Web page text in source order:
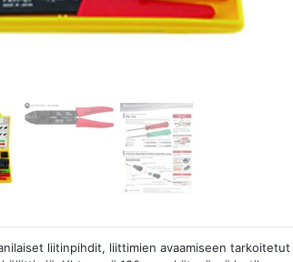
liitinpihdit, liittimien avaamiseen tarkoitetut